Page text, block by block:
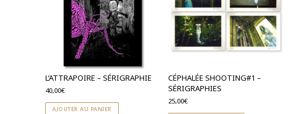
L’ATTRAPOIRE – SÉRIGRAPHIE
40,00€
AJOUTER AU PANIER
CÉPHALÉE SHOOTING#1 –
SÉRIGRAPHIES
25,00€